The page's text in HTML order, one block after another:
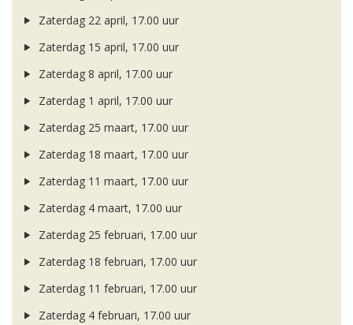
Zaterdag 22 april, 17.00 uur
Zaterdag 15 april, 17.00 uur
Zaterdag 8 april, 17.00 uur
Zaterdag 1 april, 17.00 uur
Zaterdag 25 maart, 17.00 uur
Zaterdag 18 maart, 17.00 uur
Zaterdag 11 maart, 17.00 uur
Zaterdag 4 maart, 17.00 uur
Zaterdag 25 februari, 17.00 uur
Zaterdag 18 februari, 17.00 uur
Zaterdag 11 februari, 17.00 uur
Zaterdag 4 februari, 17.00 uur